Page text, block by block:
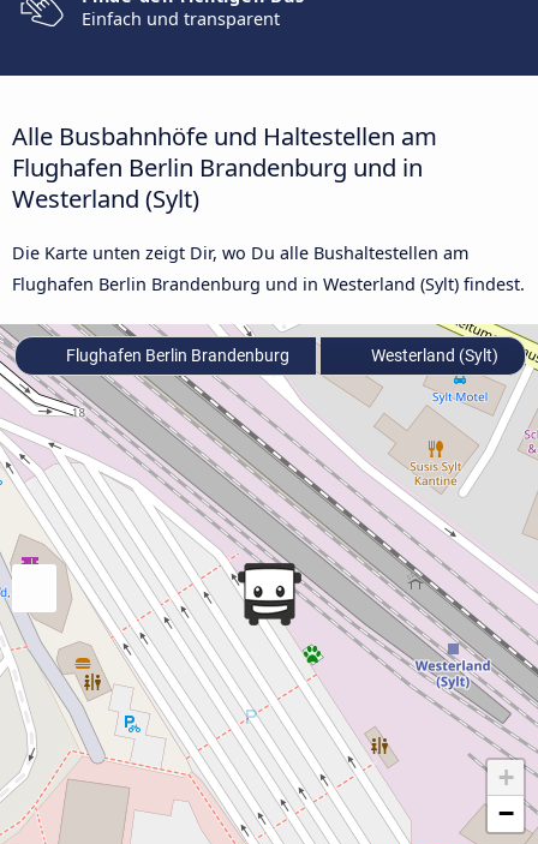
Einfach und transparent
Alle Busbahnhöfe und Haltestellen am
Flughafen Berlin Brandenburg und in
Westerland (Sylt)
Die Karte unten zeigt Dir, wo Du alle Bushaltestellen am
Flughafen Berlin Brandenburg und in Westerland (Sylt) findest.
+
−
Flughafen Berlin Brandenburg Westerland (Sylt)